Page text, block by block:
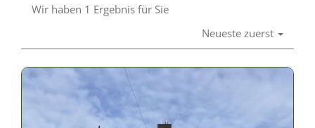
Wir haben 1 Ergebnis für Sie
Neueste zuerst